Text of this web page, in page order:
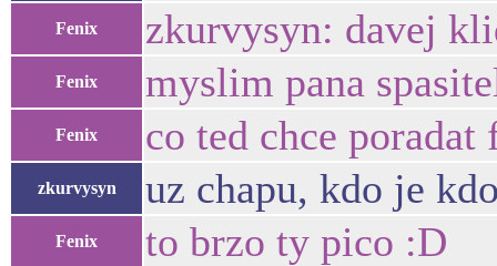
Fenix zkurvysyn: davej
Fenix myslim pana
Fenix co ted chce poradat
zkurvysyn uz chapu, kdo je
Fenix to brzo ty pico :D